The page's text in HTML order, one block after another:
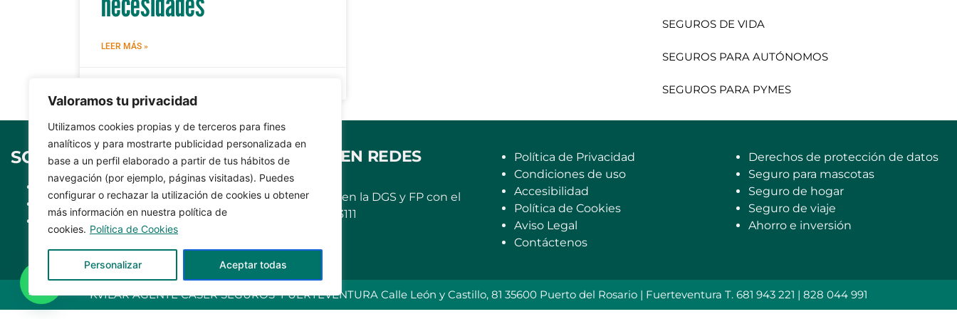
Valoramos tu privacidad
Utilizamos cookies propias y de terceros para fines
analíticos y para mostrarte publicidad personalizada en
base a un perfil elaborado a partir de tus hábitos de
navegación (por ejemplo, páginas visitadas). Puedes
configurar o rechazar la utilización de cookies u obtener
más información en nuestra política de
cookies. Política de Cookies
Personalizar Aceptar todas
LEER MÁS »
SEGUROS DE VIDA
SEGUROS PARA AUTÓNOMOS
SEGUROS PARA PYMES
SOBRE CASER
Dónde estamos
Teléfonos Caser
SÍGUENOS EN REDES
Agente inscrito en la DGS y FP con el
nº C0031B76663111
Política de Privacidad
Condiciones de uso
Accesibilidad
Política de Cookies
Aviso Legal
Contáctenos
Derechos de protección de datos
Seguro para mascotas
Seguro de hogar
Seguro de viaje
Ahorro e inversión
KVILAR AGENTE CASER SEGUROS FUERTEVENTURA Calle León y Castillo, 81 35600 Puerto del Rosario | Fuerteventura T. 681 943 221 | 828 044 991